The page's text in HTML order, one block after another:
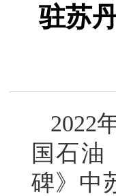
驻苏
2022
国石油
碑》中